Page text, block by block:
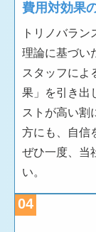
費用対効果
トリノバラン
理論に基づい
スタッフによ
果」を引き出
ストが高い割
方にも、自信
ぜひ一度、当
い。
04